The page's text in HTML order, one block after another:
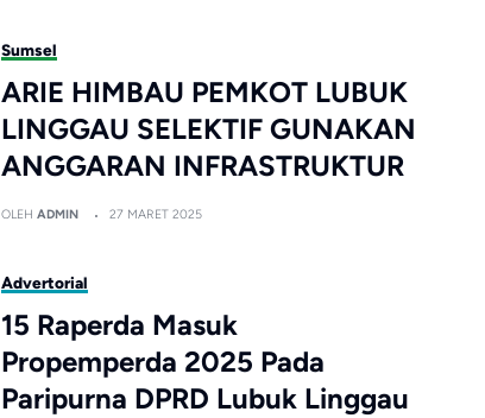
Sumsel
ARIE HIMBAU PEMKOT LUBUK
LINGGAU SELEKTIF GUNAKAN
ANGGARAN INFRASTRUKTUR
OLEHADMIN 27 MARET 2025
Advertorial
15 Raperda Masuk
Propemperda 2025 Pada
Paripurna DPRD Lubuk Linggau